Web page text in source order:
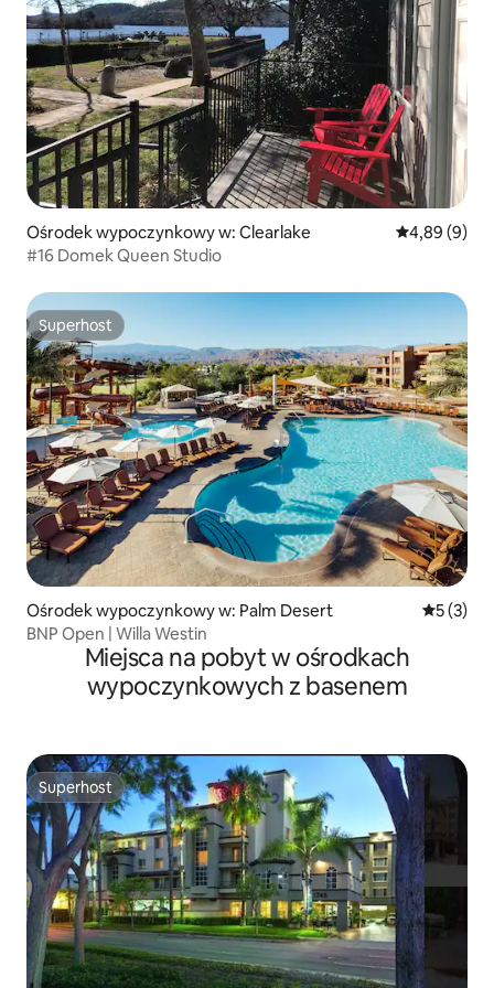
Ośrodek wypoczynkowy w: Clearlake Średnia
4,89 (9)
#16 Domek Queen Studio
Superhost
Superhost
Ośrodek wypoczynkowy w: Palm Desert Średnia
5 (3)
BNP Open | Willa Westin
Miejsca na pobyt w ośrodkach
wypoczynkowych z basenem
Superhost
Superhost